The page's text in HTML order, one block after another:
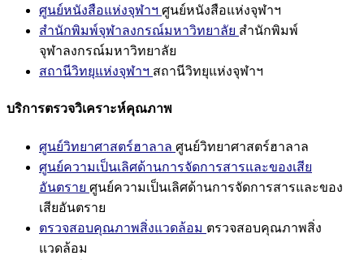
ศูนย์หนังสือแห่งจุฬาฯ ศูนย์หนังสือแห่งจุฬาฯ
สำนักพิมพ์จุฬาลงกรณ์มหาวิทยาลัย สำนักพิมพ์
จุฬาลงกรณ์มหาวิทยาลัย
สถานีวิทยุแห่งจุฬาฯ สถานีวิทยุแห่งจุฬาฯ
บริการตรวจวิเคราะห์คุณภาพ
ศูนย์วิทยาศาสตร์ฮาลาล ศูนย์วิทยาศาสตร์ฮาลาล
ศูนย์ความเป็นเลิศด้านการจัดการสารและของเสีย
อันตราย ศูนย์ความเป็นเลิศด้านการจัดการสารและของ
เสียอันตราย
ตรวจสอบคุณภาพสิ่งแวดล้อม ตรวจสอบคุณภาพสิ่ง
แวดล้อม